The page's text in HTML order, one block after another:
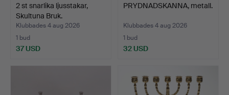
2 st snarlika ljusstakar,
Skultuna Bruk.
Klubbades 4 aug 2026
1 bud
37 USD
PRYDNADSKANNA, metall.
Klubbades 4 aug 2026
1 bud
32 USD